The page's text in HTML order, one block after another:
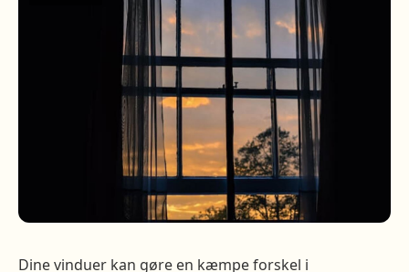
Dine vinduer kan gøre en kæmpe forskel i